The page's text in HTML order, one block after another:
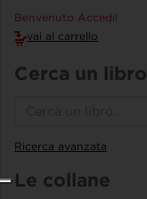
Benvenuto Accedi!
vai al carrello
Cerca un libro
Ricerca avanzata
Le collane